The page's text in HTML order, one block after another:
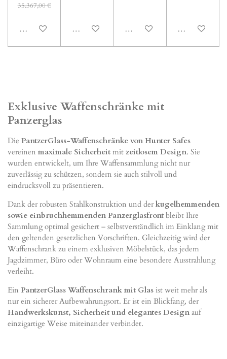
35.367,00 €
In den WarenkorbIn den WarenkorbIn den WarenkorbIn den
Exklusive Waffenschränke mit
Panzerglas
Die PantzerGlass-Waffenschränke von Hunter Safes
vereinen maximale Sicherheit mit zeitlosem Design. Sie
wurden entwickelt, um Ihre Waffensammlung nicht nur
zuverlässig zu schützen, sondern sie auch stilvoll und
eindrucksvoll zu präsentieren.
Dank der robusten Stahlkonstruktion und derkugelhemmenden
sowie einbruchhemmenden Panzerglasfront bleibt Ihre
Sammlung optimal gesichert – selbstverständlich im Einklang mit
den geltenden gesetzlichen Vorschriften. Gleichzeitig wird der
Waffenschrank zu einem exklusiven Möbelstück, das jedem
Jagdzimmer, Büro oder Wohnraum eine besondere Ausstrahlung
verleiht.
Ein PantzerGlass Waffenschrank mit Glas ist weit mehr als
nur ein sicherer Aufbewahrungsort. Er ist ein Blickfang, der
Handwerkskunst, Sicherheit und elegantes Design auf
einzigartige Weise miteinander verbindet.